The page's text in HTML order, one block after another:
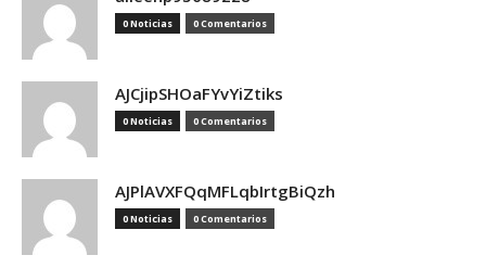
0 Noticias 0 Comentarios
AJCjipSHOaFYvYiZtiks
0 Noticias 0 Comentarios
AJPlAVXFQqMFLqbIrtgBiQzh
0 Noticias 0 Comentarios